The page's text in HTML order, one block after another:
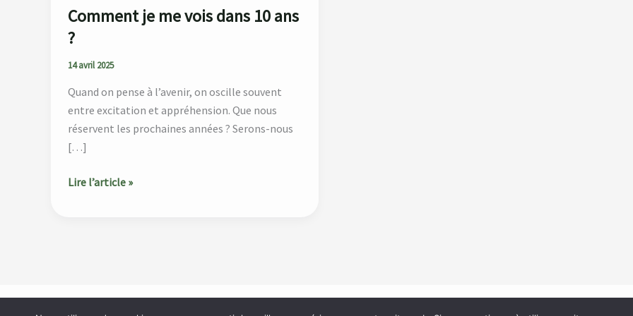
Comment je me vois dans 10 ans
?
14 avril 2025
Quand on pense à l’avenir, on oscille souvent
entre excitation et appréhension. Que nous
réservent les prochaines années ? Serons-nous
[…]
Lire l’article »
Accueil À propos Blog Contact